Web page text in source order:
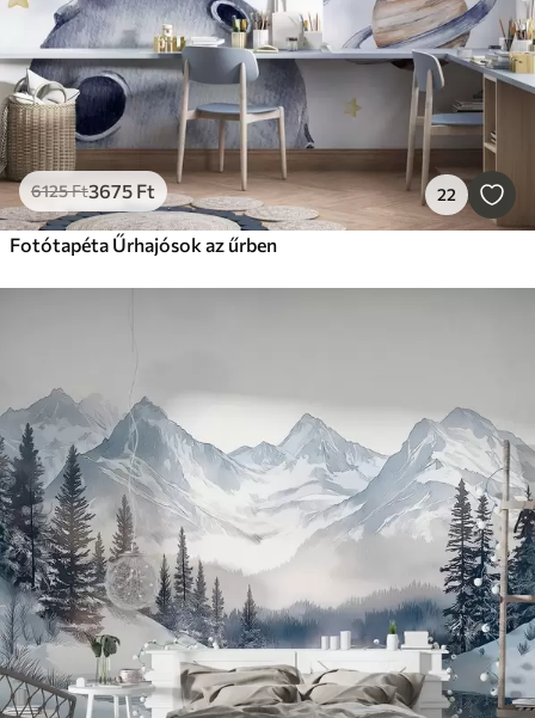
6125Ft3675 Ft 22
Fotótapéta Űrhajósok az űrben